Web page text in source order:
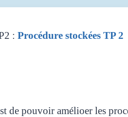
:Procédure stockées TP 2
de pouvoir amélioer les